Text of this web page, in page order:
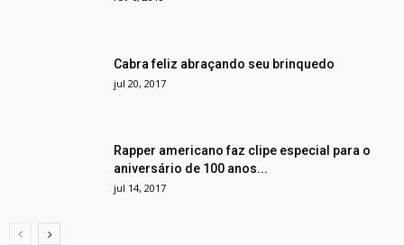
Cabra feliz abraçando seu brinquedo
jul 20, 2017
Rapper americano faz clipe especial para o
aniversário de 100 anos...
jul 14, 2017